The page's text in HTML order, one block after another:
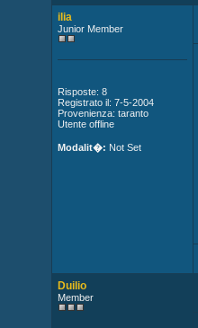
ilia
Junior Member
Risposte: 8
Registrato il: 7-5-2004
Provenienza: taranto
Utente offline
Modalit�: Not Set
Duilio
Member